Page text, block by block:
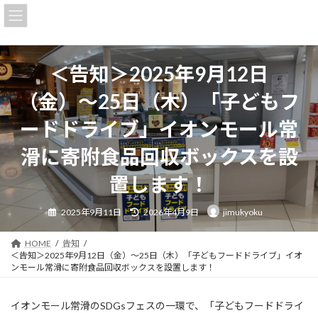
コ
ン
ン
ツ
へ
ス
キ
ッ
プ
ナ
ビ
ー
シ
ョ
ン
に
移
動
＜告知＞2025年9月12日
（金）〜25日（木）「子どもフ
ードドライブ」イオンモール常
滑に寄附食品回収ボックスを設
置します！
2025年9月11日
最
終
更
新
:
2026年4月9日 jimukyoku
HOME
告知
＜告知＞2025年9月12日（金）〜25日（木）「子どもフードドライブ」イオ
ンモール常滑に寄附食品回収ボックスを設置します！
イオンモール常滑のSDGsフェスの一環で、「子どもフードドライ